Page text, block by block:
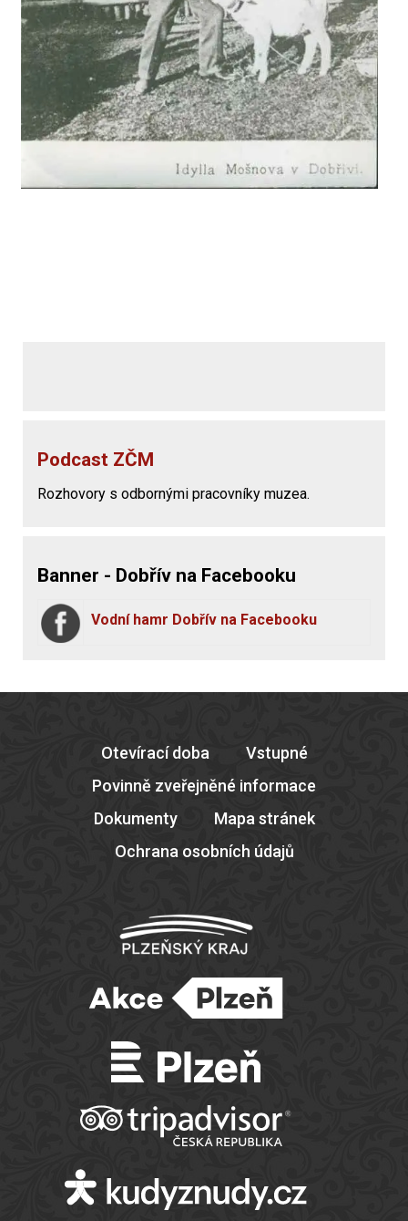
Podcast ZČM
Rozhovory s odbornými pracovníky muzea.
Banner - Dobřív na Facebooku
Vodní hamr Dobřív na Facebooku
Otevírací doba
Vstupné
Povinně zveřejněné informace
Dokumenty
Mapa stránek
Ochrana osobních údajů